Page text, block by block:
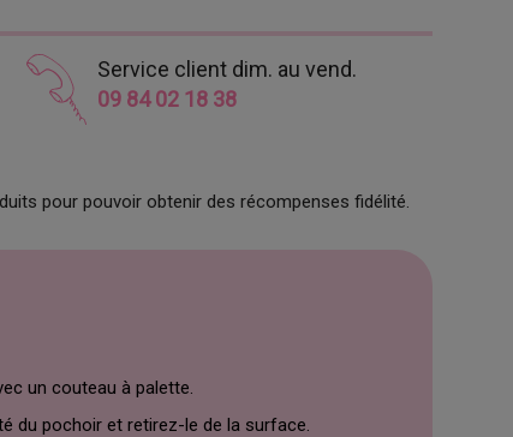
Service client dim. au vend.
09 84 02 18 38
pour pouvoir obtenir des récompenses fidélité.
un couteau à palette.
du pochoir et retirez-le de la surface.